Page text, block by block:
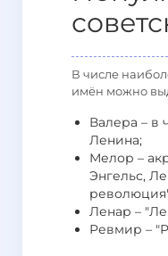
В числе
имён можно
Валера – в
Ленина;
Мелор –
Энгельс,
Ленар –
Ревмир –